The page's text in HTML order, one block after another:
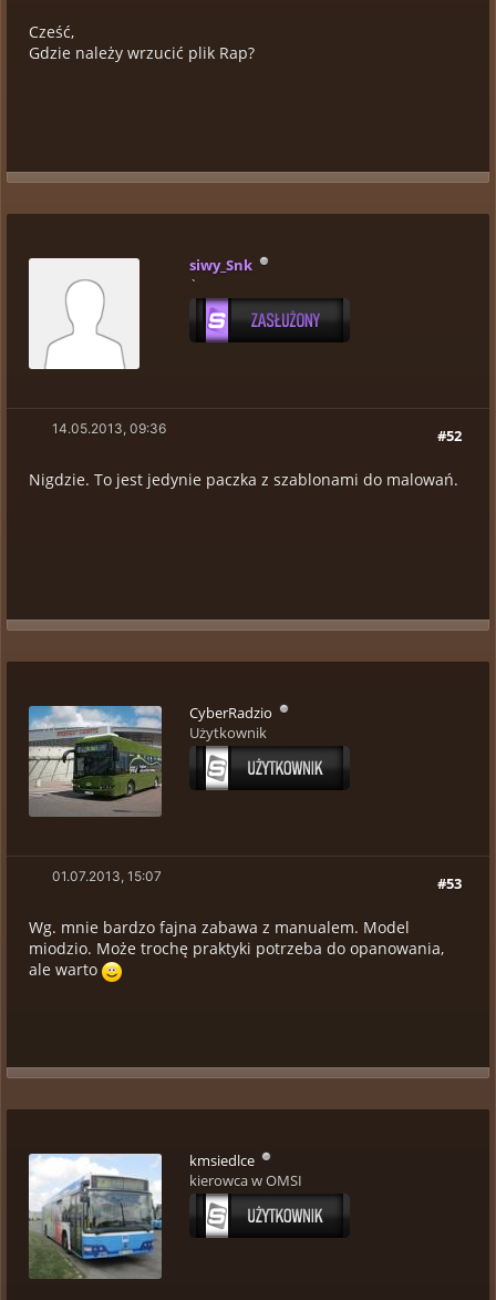
Cześć,
Gdzie należy wrzucić plik Rap?
siwy_Snk
`
#52
14.05.2013, 09:36
Nigdzie. To jest jedynie paczka z szablonami do malowań.
CyberRadzio
Użytkownik
#53
01.07.2013, 15:07
Wg. mnie bardzo fajna zabawa z manualem. Model
miodzio. Może trochę praktyki potrzeba do opanowania,
ale warto
kmsiedlce
kierowca w OMSI